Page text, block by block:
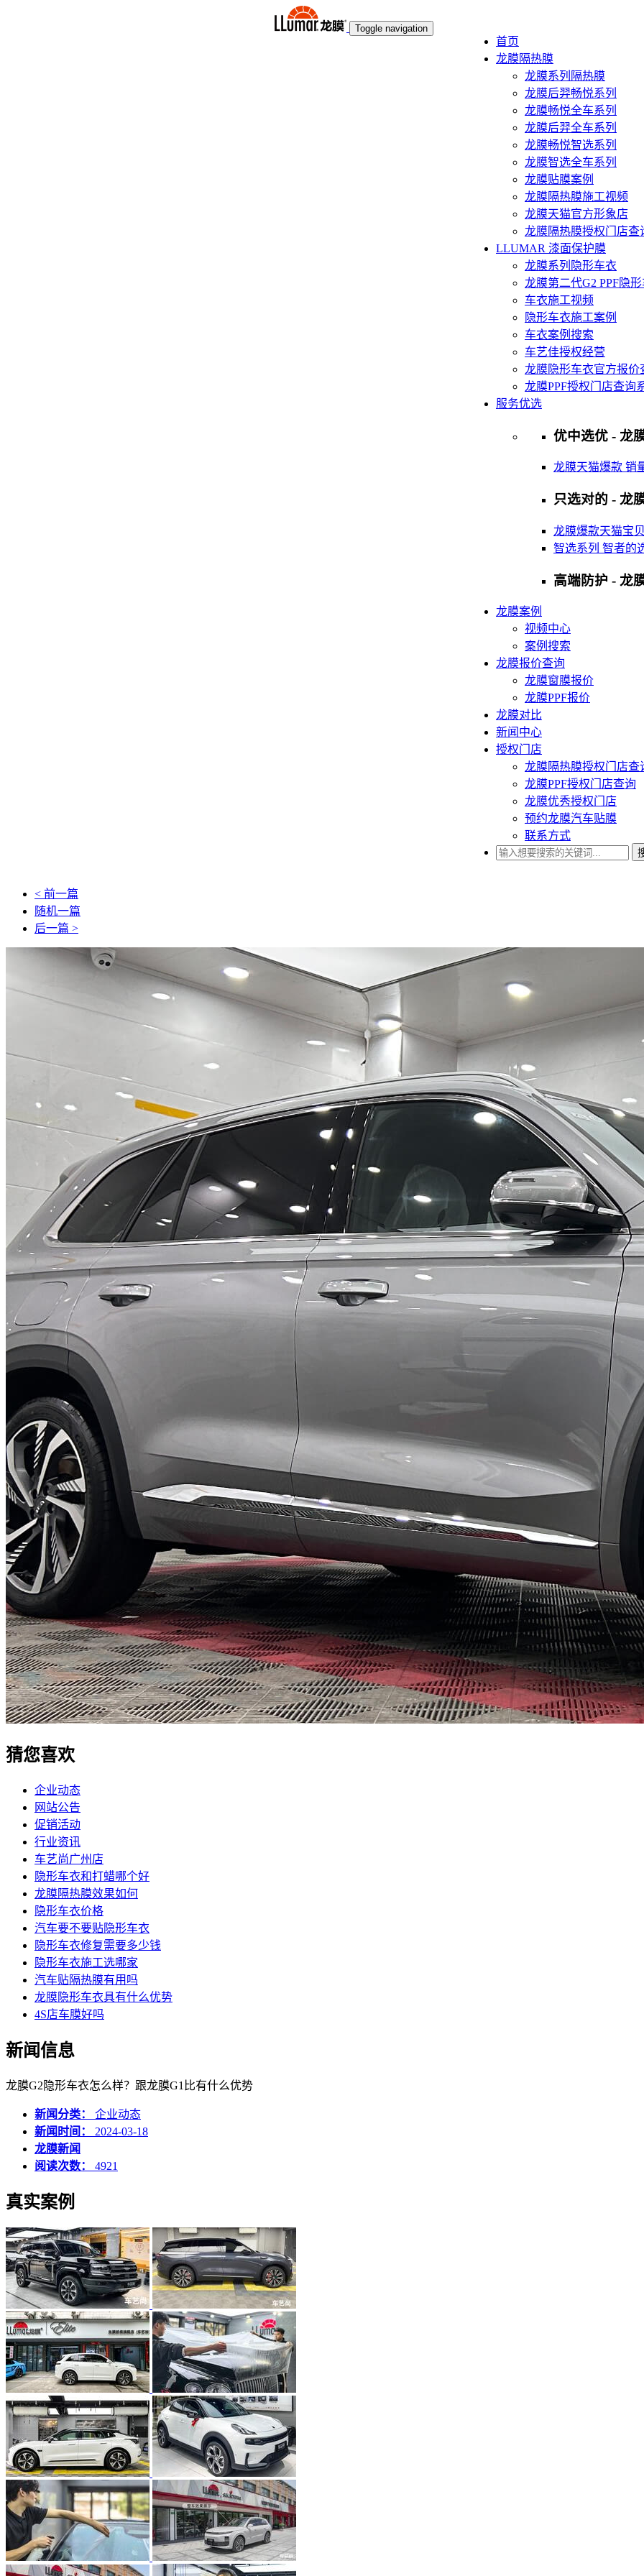
Toggle navigation
首页
龙膜隔热膜
龙膜系列隔热膜
龙膜后羿畅悦系列
龙膜畅悦全车系列
龙膜后羿全车系列
龙膜畅悦智选系列
龙膜智选全车系列
龙膜贴膜案例
龙膜隔热膜施工视频
龙膜天猫官方形象店
龙膜隔热膜授权门店查
LLUMAR 漆面保护膜
龙膜系列隐形车衣
龙膜第二代G2 PPF隐
车衣施工视频
隐形车衣施工案例
车衣案例搜索
车艺佳授权经营
龙膜隐形车衣官方报价
龙膜PPF授权门店查询
服务优选
优中选优 - 龙
龙膜天猫爆款 销
只选对的 - 龙
龙膜爆款天猫宝
智选系列 智者的
高端防护 - 龙
龙膜案例
视频中心
案例搜索
龙膜报价查询
龙膜窗膜报价
龙膜PPF报价
龙膜对比
新闻中心
授权门店
龙膜隔热膜授权门店查
龙膜PPF授权门店查询
龙膜优秀授权门店
预约龙膜汽车贴膜
联系方式
< 前一篇
随机一篇
后一篇 >
猜您喜欢
企业动态
网站公告
促销活动
行业资讯
车艺尚广州店
隐形车衣和打蜡哪个好
龙膜隔热膜效果如何
隐形车衣价格
汽车要不要贴隐形车衣
隐形车衣修复需要多少钱
隐形车衣施工选哪家
汽车贴隔热膜有用吗
龙膜隐形车衣具有什么优势
4S店车膜好吗
新闻信息
龙膜G2隐形车衣怎么样？跟龙膜G1比有什么优势
新闻分类： 企业动态
新闻时间： 2024-03-18
龙膜新闻
阅读次数： 4921
真实案例